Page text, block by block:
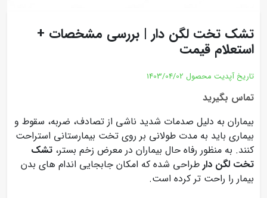
تشک تخت لگن دار | بررسی مشخصات +
استعلام قیمت
تاریخ آپدیت محصول 1403/04/02
تماس بگیرید
بیماران به دلیل صدمات شدید ناشی از تصادف، ضربه، سقوط و
بیماری باید به مدت طولانی بر روی تخت بیمارستانی استراحت
کنند. به منظور رفاه حال بیماران در معرض زخم بستر، تشک
تخت لگن دار طراحی شده که امکان جابجایی اندام های بدن
بیمار را راحت تر کرده است.